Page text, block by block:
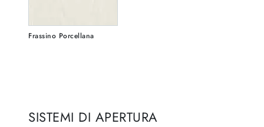
Frassino Porcellana
SISTEMI DI APERTURA